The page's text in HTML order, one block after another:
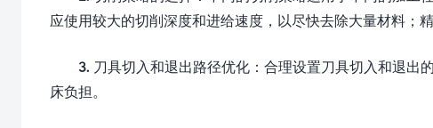
应使用较大的切削深度和进给速度，以尽快去除大量材料；
3. 刀具切入和退出路径优化：合理设置刀具切入和退出
床负担。